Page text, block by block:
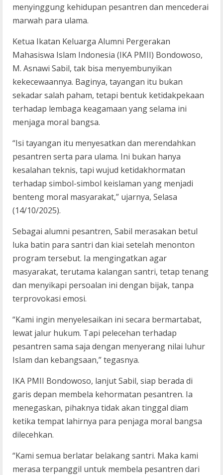
menyinggung kehidupan pesantren dan mencederai
marwah para ulama.
Ketua Ikatan Keluarga Alumni Pergerakan
Mahasiswa Islam Indonesia (IKA PMII) Bondowoso,
M. Asnawi Sabil, tak bisa menyembunyikan
kekecewaannya. Baginya, tayangan itu bukan
sekadar salah paham, tetapi bentuk ketidakpekaan
terhadap lembaga keagamaan yang selama ini
menjaga moral bangsa.
“Isi tayangan itu menyesatkan dan merendahkan
pesantren serta para ulama. Ini bukan hanya
kesalahan teknis, tapi wujud ketidakhormatan
terhadap simbol-simbol keislaman yang menjadi
benteng moral masyarakat,” ujarnya, Selasa
(14/10/2025).
Sebagai alumni pesantren, Sabil merasakan betul
luka batin para santri dan kiai setelah menonton
program tersebut. Ia mengingatkan agar
masyarakat, terutama kalangan santri, tetap tenang
dan menyikapi persoalan ini dengan bijak, tanpa
terprovokasi emosi.
“Kami ingin menyelesaikan ini secara bermartabat,
lewat jalur hukum. Tapi pelecehan terhadap
pesantren sama saja dengan menyerang nilai luhur
Islam dan kebangsaan,” tegasnya.
IKA PMII Bondowoso, lanjut Sabil, siap berada di
garis depan membela kehormatan pesantren. Ia
menegaskan, pihaknya tidak akan tinggal diam
ketika tempat lahirnya para penjaga moral bangsa
dilecehkan.
“Kami semua berlatar belakang santri. Maka kami
merasa terpanggil untuk membela pesantren dari